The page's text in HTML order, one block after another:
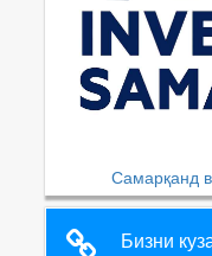
Самарқанд
Бизни